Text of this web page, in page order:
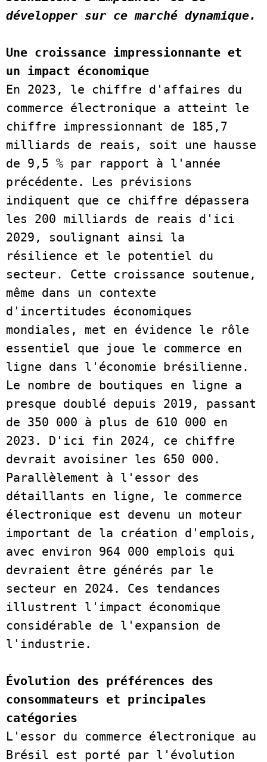
Une croissance impressionnante et
un impact économique
En 2023, le chiffre d'affaires du
commerce électronique a atteint le
chiffre impressionnant de 185,7
milliards de reais, soit une hausse
de 9,5 % par rapport à l'année
précédente. Les prévisions
indiquent que ce chiffre dépassera
les 200 milliards de reais d'ici
2029, soulignant ainsi la
résilience et le potentiel du
secteur. Cette croissance soutenue,
même dans un contexte
d'incertitudes économiques
mondiales, met en évidence le rôle
essentiel que joue le commerce en
ligne dans l'économie brésilienne.
Le nombre de boutiques en ligne a
presque doublé depuis 2019, passant
de 350 000 à plus de 610 000 en
2023. D'ici fin 2024, ce chiffre
devrait avoisiner les 650 000.
Parallèlement à l'essor des
détaillants en ligne, le commerce
électronique est devenu un moteur
important de la création d'emplois,
avec environ 964 000 emplois qui
devraient être générés par le
secteur en 2024. Ces tendances
illustrent l'impact économique
considérable de l'expansion de
l'industrie.
Évolution des préférences des
consommateurs et principales
catégories
L'essor du commerce électronique au
Brésil est porté par l'évolution